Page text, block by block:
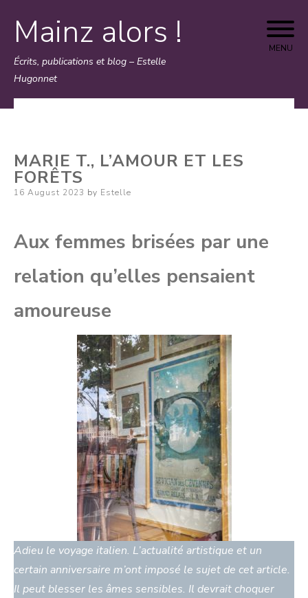
Skip
to
content
Mainz alors !
Écrits, publications et blog – Estelle
Hugonnet
MENU
MARIE T., L’AMOUR ET LES
FORÊTS
Posted
16 August 2023 by Estelle
Aux femmes brisées par une
relation qu’elles pensaient
amoureuse
Adieu le voyage italien. L’actualité artistique et un
certain anniversaire m’ont imposé le sujet de cet article.
Il peut blesser les âmes sensibles. Il devrait choquer